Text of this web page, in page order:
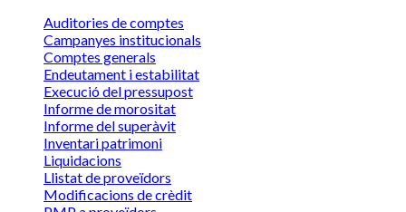
Auditories de comptes
Campanyes institucionals
Comptes generals
Endeutament i estabilitat
Execució del pressupost
Informe de morositat
Informe del superàvit
Inventari patrimoni
Liquidacions
Llistat de proveïdors
Modificacions de crèdit